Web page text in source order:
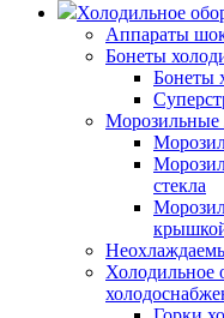
Холодильное
Аппараты
Бонеты
Бонеты
Морозильные
стекла
Холодильное